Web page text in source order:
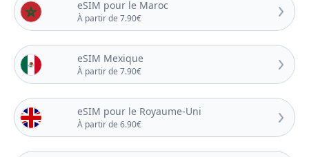
eSIM pour le Maroc
À partir de 7.90€
eSIM Mexique
À partir de 7.90€
eSIM pour le Royaume-Uni
À partir de 6.90€